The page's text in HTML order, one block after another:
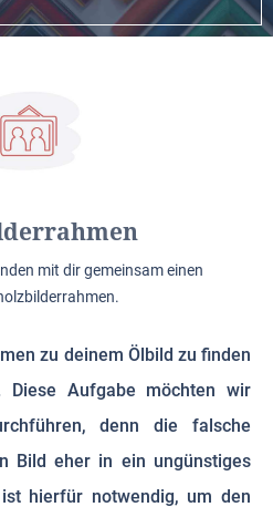
mit dir gemeinsam einen
zu deinem Ölbild zu finden
Aufgabe möchten wir
denn die falsche
Bild eher in ein ungünstiges
hierfür notwendig, um den